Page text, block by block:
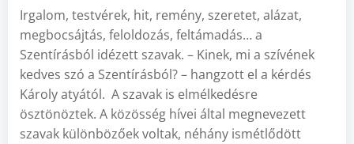
Irgalom, testvérek, hit, remény, szeretet, alázat,
megbocsájtás, feloldozás, feltámadás… a
Szentírásból idézett szavak. – Kinek, mi a szívének
kedves szó a Szentírásból? – hangzott el a kérdés
Károly atyától. A szavak is elmélkedésre
ösztönöztek. A közösség hívei által megnevezett
szavak különbözőek voltak, néhány ismétlődött